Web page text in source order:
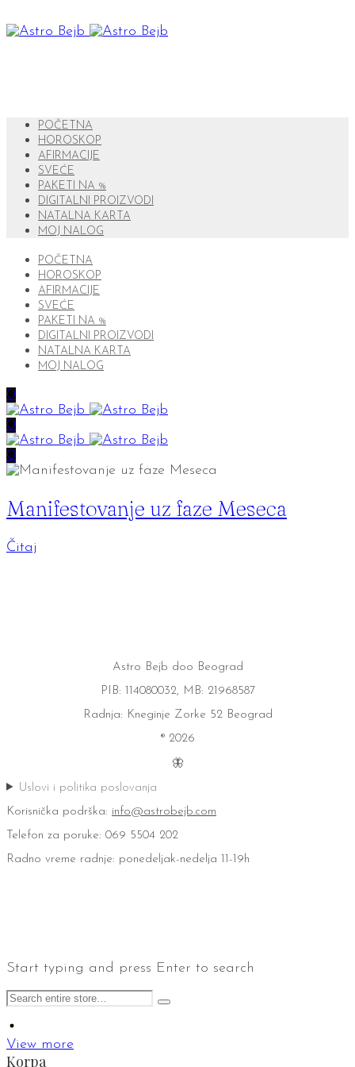
POČETNA
HOROSKOP
AFIRMACIJE
SVEĆE
PAKETI NA %
DIGITALNI PROIZVODI
NATALNA KARTA
MOJ NALOG
POČETNA
HOROSKOP
AFIRMACIJE
SVEĆE
PAKETI NA %
DIGITALNI PROIZVODI
NATALNA KARTA
MOJ NALOG
0
0
0
Manifestovanje uz faze Meseca
Čitaj
Astro Bejb doo Beograd
PIB: 114080032, MB: 21968587
Radnja: Kneginje Zorke 52 Beograd
® 2026
🦋
Uslovi i politika poslovanja
Korisnička podrška: info@astrobejb.com
Telefon za poruke: 069 5504 202
Radno vreme radnje: ponedeljak-nedelja 11-19h
Start typing and press Enter to search
View more
Korpa